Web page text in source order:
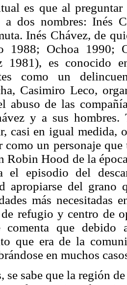
es que al
a dos nombres: Inés
Inés Chávez, de
1988; Ochoa 1990;
1981), es conocido
como un
Casimiro Leco,
abuso de las
y a sus
casi en igual medida,
como un personaje
Robin Hood de la
el episodio del
apropiarse del grano
más necesitadas
de refugio y centro de
comenta que debido
que era de la
en muchos
se sabe que la región